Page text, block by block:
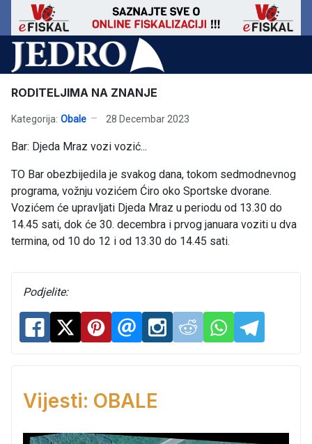
RODITELJIMA NA ZNANJE
Kategorija: Obale 28 Decembar 2023
Bar: Djeda Mraz vozi vozić...
TO Bar obezbijedila je svakog dana, tokom sedmodnevnog
programa, vožnju vozićem Ćiro oko Sportske dvorane.
Vozićem će upravljati Djeda Mraz u periodu od 13.30 do
14.45 sati, dok će 30. decembra i prvog januara voziti u dva
termina, od 10 do 12 i od 13.30 do 14.45 sati.
Podjelite:
Vijesti: OBALE